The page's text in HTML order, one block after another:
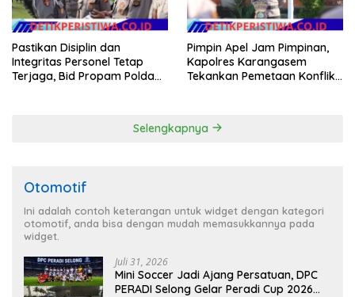
Pastikan Disiplin dan
Integritas Personel Tetap
Terjaga, Bid Propam Polda
Pimpin Apel Jam Pimpinan,
Kapolres Karangasem
Tekankan Pemetaan Konflik
Selengkapnya
Otomotif
Ini adalah contoh keterangan untuk widget dengan kategori
otomotif, anda bisa dengan mudah memasukkannya pada
widget.
Juli 31, 2026
Mini Soccer Jadi Ajang Persatuan, DPC
PERADI Selong Gelar Peradi Cup 2026